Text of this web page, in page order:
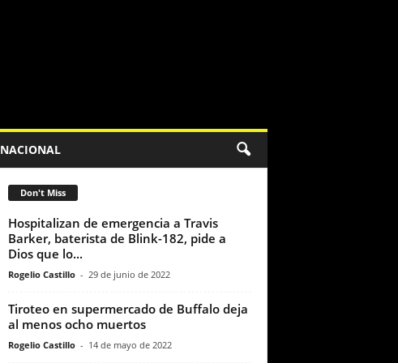
NACIONAL
Don't Miss
Hospitalizan de emergencia a Travis
Barker, baterista de Blink-182, pide a
Dios que lo...
Rogelio Castillo - 29 de junio de 2022
Tiroteo en supermercado de Buffalo deja
al menos ocho muertos
Rogelio Castillo - 14 de mayo de 2022